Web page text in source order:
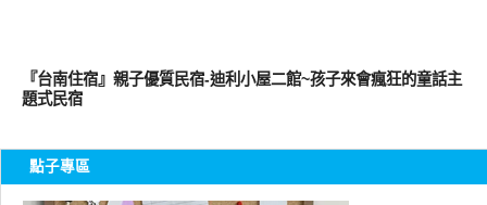
『台南住宿』親子優質民宿-迪利小屋二館~孩子來會瘋狂的童話主
題式民宿
點子專區